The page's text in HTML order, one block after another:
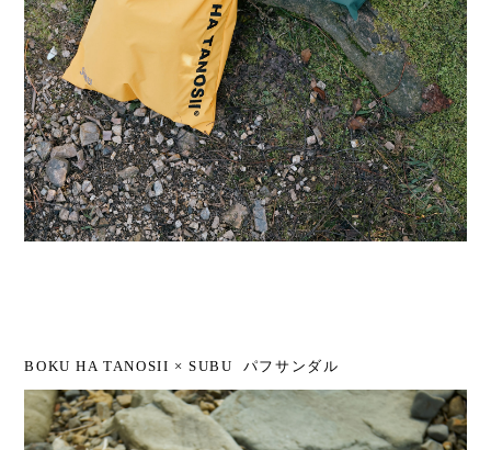
BOKU HA TANOSII × SUBU パフサンダル